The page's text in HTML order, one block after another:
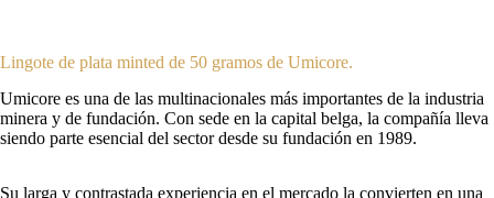
Lingote de plata minted de 50 gramos de Umicore.
Umicore es una de las multinacionales más importantes de la industria
minera y de fundación. Con sede en la capital belga, la compañía lleva
siendo parte esencial del sector desde su fundación en 1989.
Su larga y contrastada experiencia en el mercado la convierten en una